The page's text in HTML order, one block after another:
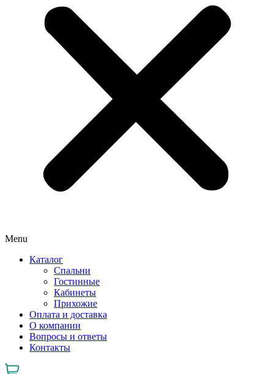
Menu
Каталог
Спальни
Гостинные
Кабинеты
Прихожие
Оплата и доставка
О компании
Вопросы и ответы
Контакты